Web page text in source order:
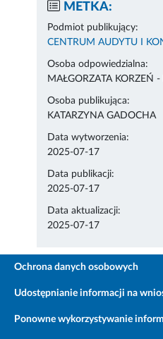
METKA:
Podmiot publikujący:
CENTRUM AUDYTU I
Osoba odpowiedzialna:
MAŁGORZATA KORZEŃ
Osoba publikująca:
KATARZYNA GADOCHA
Data wytworzenia:
2025-07-17
Data publikacji:
2025-07-17
Data aktualizacji:
2025-07-17
Ochrona danych osobowych
Udostępnianie informacji na
Ponowne wykorzystywanie